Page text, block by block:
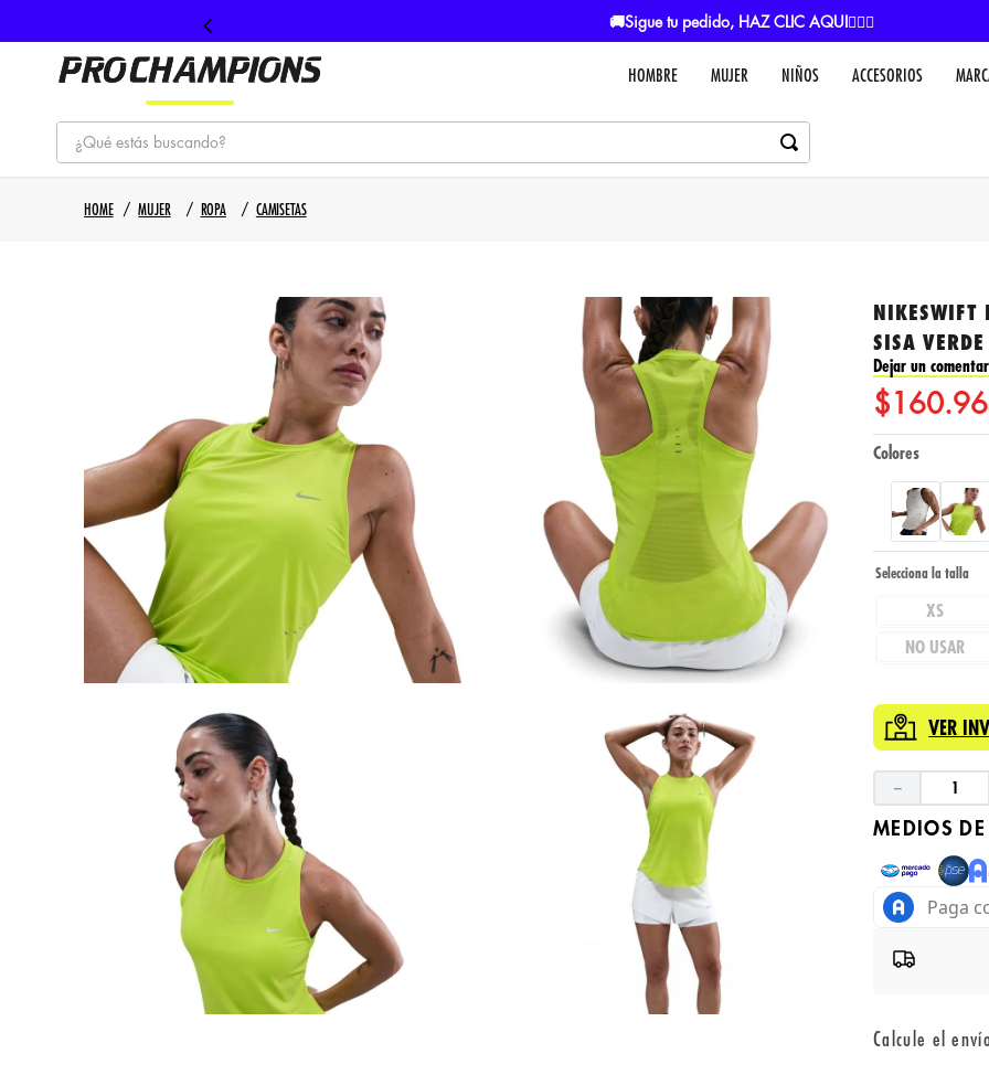
COMPRA CON ADDI Y PAGA A CUOTAS Aplican TyC
HOMBRE MUJER NIÑOS ACCESORIOS
¿Qué estás buscando?
1. tenis
MUJER ROPA CAMISETAS
NIKESWIFT
SISA
Dejar un
$ 160.
Colores
XS
NO USAR
VER
－
MEDIOS
Calcule el